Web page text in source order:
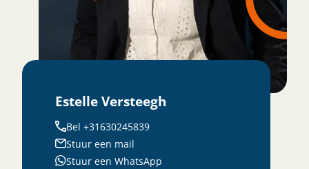
Estelle Versteegh
Bel +31630245839
Stuur een mail
Stuur een WhatsApp